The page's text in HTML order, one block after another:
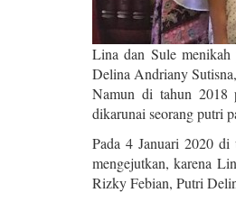
Lina dan Sule
Delina Andriany
Namun di tahun 2018
dikarunai seorang putri
Pada 4 Januari 2020 di
mengejutkan, karena
Rizky Febian, Putri